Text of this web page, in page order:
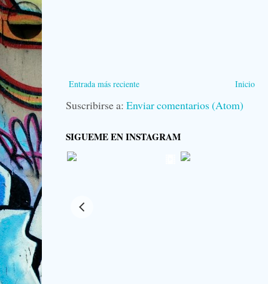
Entrada más reciente Inicio
Suscribirse a: Enviar comentarios (Atom)
SIGUEME EN INSTAGRAM